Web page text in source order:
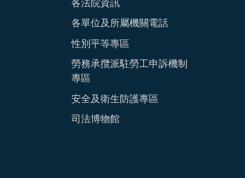
各法院資訊
各單位及所屬機關電話
性別平等專區
勞務承攬派駐勞工申訴機制
專區
安全及衛生防護專區
司法博物館